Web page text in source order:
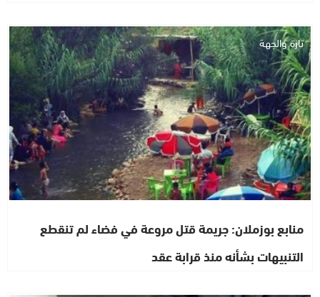
تازة والجهة
منابع بوزملان: جريمة قتل مروعة في فضاء لم تنقطع
التنبيهات بشأنه منذ قرابة عقد